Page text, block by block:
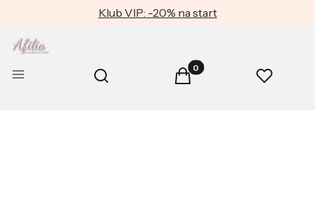
Klub VIP: -20% na start
Menu Otwórz wyszukiwarkę
Szukaj Produkty w koszyku: 0.
Koszyk Ulubione